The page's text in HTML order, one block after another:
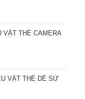
VẬT THỂ CAMERA
VẬT THỂ DỄ SỬ